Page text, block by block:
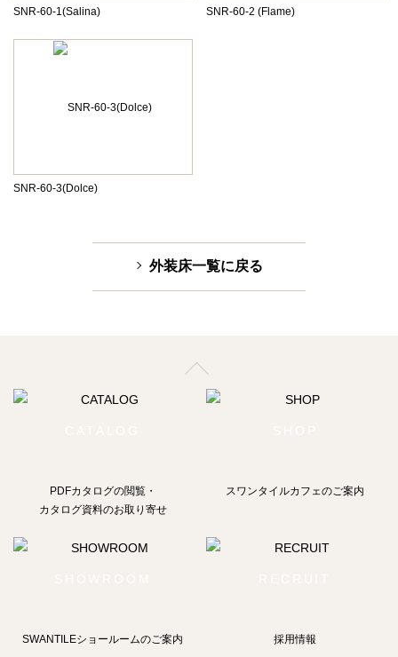
SNR-60-1(Salina) SNR-60-2 (Flame)
SNR-60-3(Dolce)
外装床一覧に戻る
PDFカタログの閲覧・
カタログ資料のお取り寄せ
スワンタイルカフェのご案内
SWANTILEショールームのご案内 採用情報